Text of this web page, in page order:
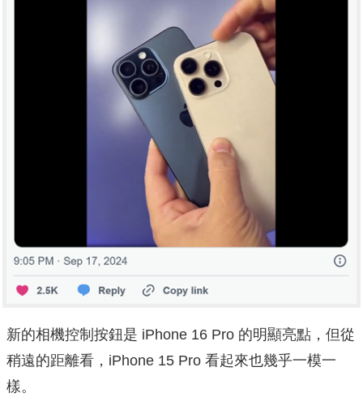
新的相機控制按鈕是 iPhone 16 Pro 的明顯亮點，但從
稍遠的距離看，iPhone 15 Pro 看起來也幾乎一模一
樣。